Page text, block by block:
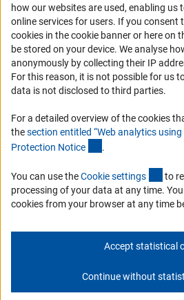
Совместные конкурсы с российскими
организациями
Партнёры DFG в России
Часто задаваемые вопросы (FAQ)
DFG Newsletter
Receive news from the DFG directly in your
Контакты Политика
how our websites are used, enabling us
online services for users. If you consent
cookies in the cookie banner or here on
be stored on your device. We analyse
anonymously by collecting their IP
For this reason, it is not possible for us
data is not disclosed to third parties.
For a detailed overview of the cookies
thesection entitled “Web analytics
Protection Notice .
You can use theCookie settings
to
processing of your data at any time.
cookies from your browser at any time
Accept statistical
Continue without